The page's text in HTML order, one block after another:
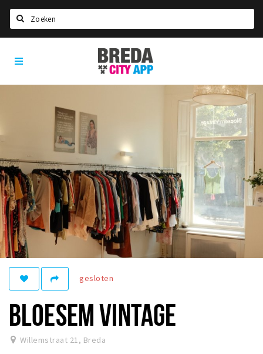
Home
Agenda
Nieuws, interviews & blogs
Eten
Drinken
Slapen
Recreatief
Winkels
Winkelgebieden
Bezienswaardigheden
Musea, theaters & podia
Breda
City
App
gesloten
BLOESEM VINTAGE
Willemstraat 21, Breda